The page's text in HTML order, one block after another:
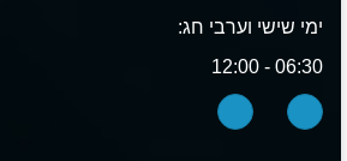
ימי שישי וערבי חג:
06:30 - 12:00